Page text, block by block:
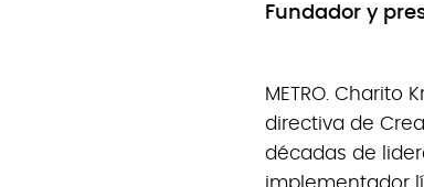
Fundador y
METRO.
directiva de
décadas de
implementador